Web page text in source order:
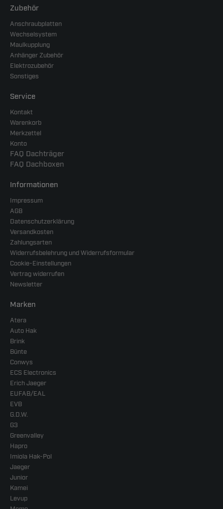
Zubehör
Anschraubplatten
Wechselsystem
Maulkupplung
Anhänger Zubehör
Elektrozubehör
Sonstiges
Service
Kontakt
Warenkorb
Merkzettel
Konto
FAQ Dachträger
FAQ Dachboxen
Informationen
Impressum
AGB
Datenschutzerklärung
Versandkosten
Zahlungsarten
Widerrufsbelehrung und Widerrufsformular
Cookie-Einstellungen
Vertrag widerrufen
Newsletter
Marken
Atera
Auto Hak
Brink
Bünte
Conwys
ECS Electronics
Erich Jaeger
EUFAB/EAL
EVB
G.D.W.
G3
Greenvalley
Hapro
Imiola Hak-Pol
Jaeger
Junior
Kamei
Levup